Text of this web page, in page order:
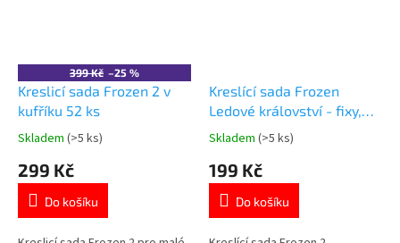
399 Kč –25 %
Kreslicí sada Frozen 2 v
kufříku 52 ks
Průměrné
produktu
4,5
Skladem (>5 ks)
299 Kč
Do košíku
Kreslící sada Frozen
Ledové království - fixy,
omalovánky, samolepky,
podložka
Průměrné
produktu
4,8
Skladem (>5 ks)
199 Kč
Do košíku